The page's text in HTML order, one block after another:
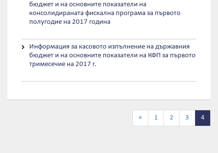
бюджет и на основните показатели на
консолидираната фискална програма за първото
полугодие на 2017 година
Информация за касовото изпълнение на държавния
бюджет и на основните показатели на КФП за първото
тримесечие на 2017 г.
« 1 2 3 4